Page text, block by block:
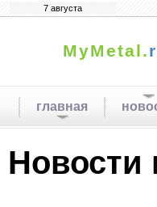
7 августа
MyMetal.
главная
Новости